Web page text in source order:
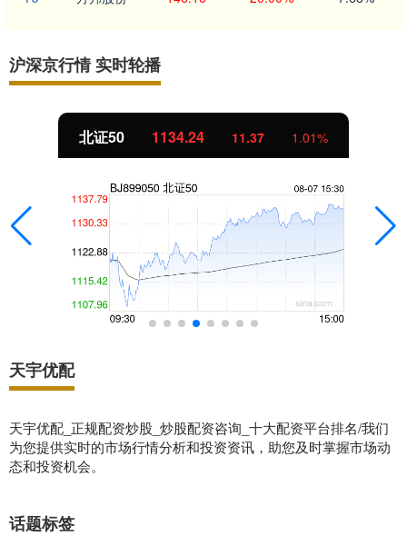
沪深京行情 实时轮播
北证50 1134.24 11.37 1.01%
天宇优配
天宇优配_正规配资炒股_炒股配资咨询_十大配资平台排名/我们
为您提供实时的市场行情分析和投资资讯，助您及时掌握市场动
态和投资机会。
话题标签